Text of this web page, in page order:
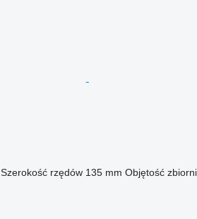
Szerokość rzędów 135 mm Objętość